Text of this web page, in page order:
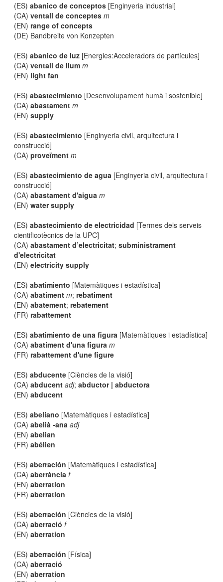
(ES)abanico de conceptos [Enginyeria industrial]
(CA)ventall de conceptes m
(EN)range of concepts
(DE) Bandbreite von Konzepten
(ES)abanico de luz [Energies:Acceleradors de partícules]
(CA)ventall de llum m
(EN) light fan
(ES)abastecimiento [Desenvolupament humà i sostenible]
(CA)abastament m
(EN)supply
(ES)abastecimiento [Enginyeria civil, arquitectura i
construcció]
(CA)proveïment m
(ES)abastecimiento de agua [Enginyeria civil, arquitectura i
construcció]
(CA)abastament d'aigua m
(EN)water supply
(ES)abastecimiento de electricidad [Termes dels serveis
cientificotècnics de la UPC]
(CA)abastament d’electricitat;subministrament
d'electricitat
(EN)electricity supply
(ES)abatimiento [Matemàtiques i estadística]
(CA)abatiment m;rebatiment
(EN)abatement;rebatement
(FR)rabattement
(ES)abatimiento de una figura [Matemàtiques i estadística]
(CA)abatiment d'una figura m
(FR)rabattement d'une figure
(ES)abducente [Ciències de la visió]
(CA)abducent adj;abductor | abductora
(EN)abducent
(ES)abeliano [Matemàtiques i estadística]
(CA)abelià -ana adj
(EN)abelian
(FR)abélien
(ES)aberración [Matemàtiques i estadística]
(CA)aberrància f
(EN)aberration
(FR)aberration
(ES)aberración [Ciències de la visió]
(CA)aberració f
(EN)aberration
(ES)aberración [Física]
(CA)aberració
(EN)aberration